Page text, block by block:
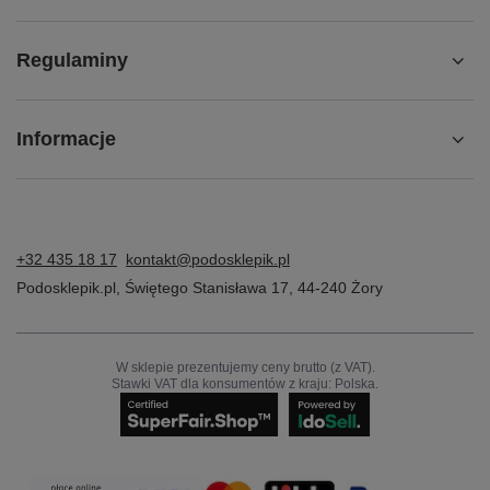
Regulaminy
Informacje
+32 435 18 17
kontakt@podosklepik.pl
Podosklepik.pl
Świętego Stanisława 17 44-240 Żory
W sklepie prezentujemy ceny brutto (z VAT).
Stawki VAT dla konsumentów z kraju: Polska.